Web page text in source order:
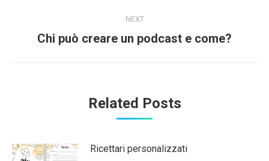
NEXT
Next
Chi può creare un podcast e come?
Related Posts
Ricettari personalizzati